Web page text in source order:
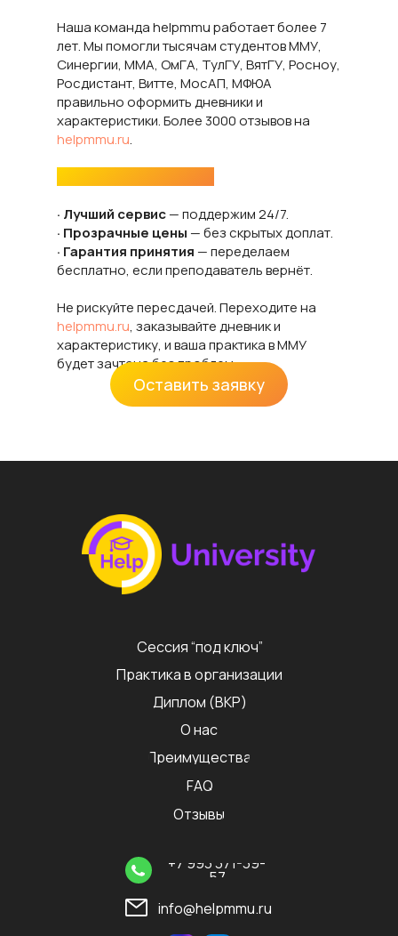
Наша команда helpmmu работает более 7
лет. Мы помогли тысячам студентов ММУ,
Синергии, ММА, ОмГА, ТулГУ, ВятГУ, Росноу,
Росдистант, Витте, МосАП, МФЮА
правильно оформить дневники и
характеристики. Более 3000 отзывов на
helpmmu.ru.
· Лучший сервис— поддержим 24/7.
· Прозрачные цены — без скрытых доплат.
· Гарантия принятия — переделаем
бесплатно, если преподаватель вернёт.
Не рискуйте пересдачей. Переходите на
helpmmu.ru, заказывайте дневник и
характеристику, и ваша практика в ММУ
будет зачтена без проблем.
Оставить заявку
Сессия “под ключ”
Практика в организации
Диплом (ВКР)
О нас
Преимущества
FAQ
Отзывы
+7 993 371-39-
57
info@helpmmu.ru